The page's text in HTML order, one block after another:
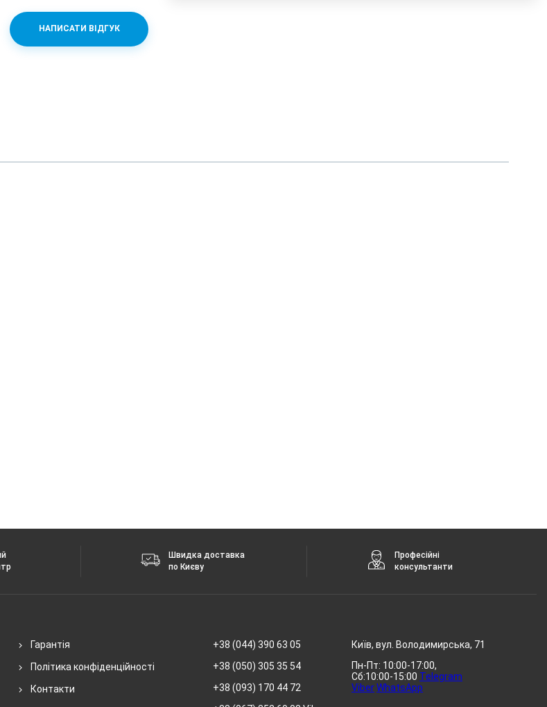
НАПИСАТИ ВІДГУК
Швидка доставка
по Києву
Професійні
консультанти
Гарантія
Політика конфіденційності
Контакти
+38 (044) 390 63 05
+38 (050) 305 35 54
+38 (093) 170 44 72
Київ, вул. Володимирська, 71
Пн-Пт: 10:00-17:00,
Сб:10:00-15:00 Telegram
ViberWhatsApp